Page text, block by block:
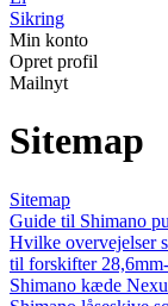
Sikring
Min konto
Opret profil
Mailnyt
Sitemap
Sitemap
Guide til Shimano
Hvilke overvejelser
til forskifter
Shimano kæde